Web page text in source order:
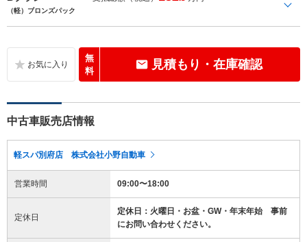
（軽）ブロンズパック
無
料
見積もり・在庫確認
中古車販売店情報
軽スパ別府店 株式会社小野自動車
営業時間 09:00〜18:00
定休日
定休日：火曜日・お盆・GW・年末年始 事前
にお問い合わせください。